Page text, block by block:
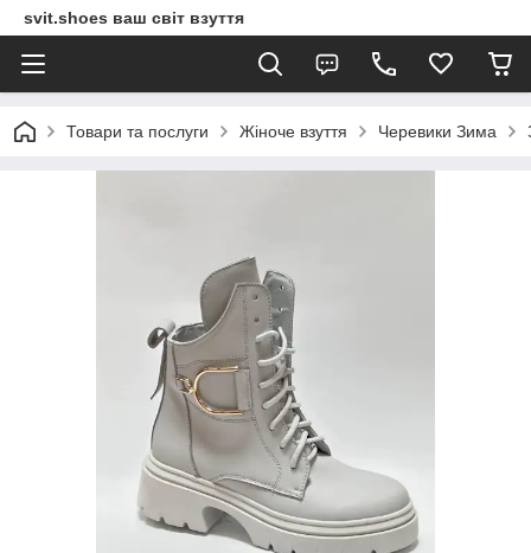
svit.shoes ваш світ взуття
Товари та послуги Жіноче взуття Черевики Зима